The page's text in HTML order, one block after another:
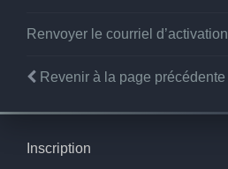
Renvoyer le courriel d’activation
Revenir à la page précédente
Inscription